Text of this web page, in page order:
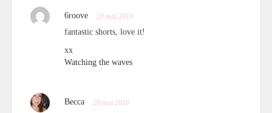
6roove 20 mai 2010
fantastic shorts, love it!
xx
Watching the waves
Becca 20 mai 2010